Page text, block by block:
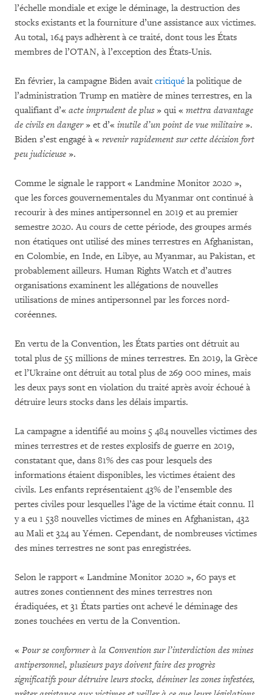
l’échelle mondiale et exige le déminage, la destruction des
stocks existants et la fourniture d’une assistance aux victimes.
Au total, 164 pays adhèrent à ce traité, dont tous les États
membres de l’OTAN, à l’exception des États-Unis.
En février, la campagne Biden avait critiqué la politique de
l’administration Trump en matière de mines terrestres, en la
qualifiant d’« acte imprudent de plus» qui « mettra davantage
de civils en danger» et d’« inutile d’un point de vue militaire ».
Biden s’est engagé à « revenir rapidement sur cette décision fort
peu judicieuse ».
Comme le signale le rapport « Landmine Monitor 2020 »,
que les forces gouvernementales du Myanmar ont continué à
recourir à des mines antipersonnel en 2019 et au premier
semestre 2020. Au cours de cette période, des groupes armés
non étatiques ont utilisé des mines terrestres en Afghanistan,
en Colombie, en Inde, en Libye, au Myanmar, au Pakistan, et
probablement ailleurs. Human Rights Watch et d’autres
organisations examinent les allégations de nouvelles
utilisations de mines antipersonnel par les forces nord-
coréennes.
En vertu de la Convention, les États parties ont détruit au
total plus de 55 millions de mines terrestres. En 2019, la Grèce
et l’Ukraine ont détruit au total plus de 269 000 mines, mais
les deux pays sont en violation du traité après avoir échoué à
détruire leurs stocks dans les délais impartis.
La campagne a identifié au moins 5 484 nouvelles victimes des
mines terrestres et de restes explosifs de guerre en 2019,
constatant que, dans 81% des cas pour lesquels des
informations étaient disponibles, les victimes étaient des
civils. Les enfants représentaient 43% de l’ensemble des
pertes civiles pour lesquelles l’âge de la victime était connu. Il
y a eu 1 538 nouvelles victimes de mines en Afghanistan, 432
au Mali et 324 au Yémen. Cependant, de nombreuses victimes
des mines terrestres ne sont pas enregistrées.
Selon le rapport « Landmine Monitor 2020 », 60 pays et
autres zones contiennent des mines terrestres non
éradiquées, et 31 États parties ont achevé le déminage des
zones touchées en vertu de la Convention.
« Pour se conformer à la Convention sur l’interdiction des mines
antipersonnel, plusieurs pays doivent faire des progrès
significatifs pour détruire leurs stocks, déminer les zones infestées,